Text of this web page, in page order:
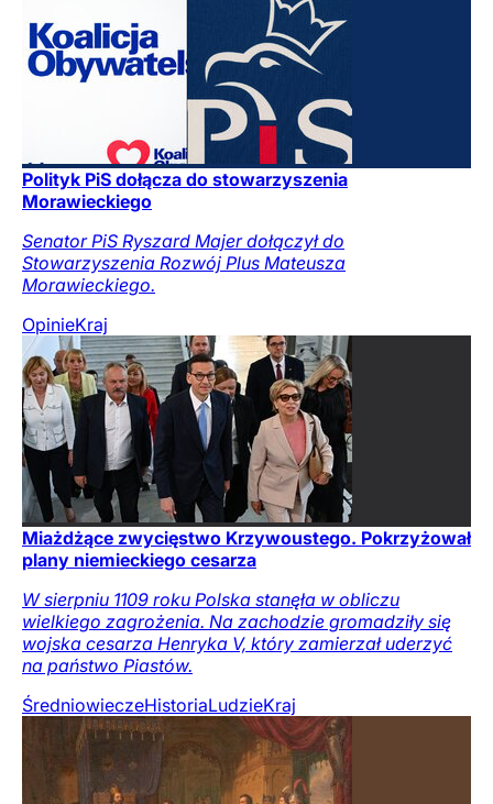
Polityk PiS dołącza do stowarzyszenia
Morawieckiego
Senator PiS Ryszard Majer dołączył do
Stowarzyszenia Rozwój Plus Mateusza
Morawieckiego.
OpinieKraj
Miażdżące zwycięstwo Krzywoustego. Pokrzyżował
plany niemieckiego cesarza
W sierpniu 1109 roku Polska stanęła w obliczu
wielkiego zagrożenia. Na zachodzie gromadziły się
wojska cesarza Henryka V, który zamierzał uderzyć
na państwo Piastów.
ŚredniowieczeHistoriaLudzieKraj